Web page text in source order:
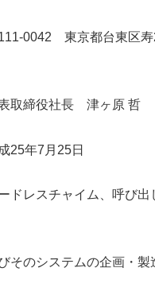
0042 東京都台東区寿
取締役社長 津ヶ原 哲
年7月25日
ドレスチャイム、呼び出
ステムの企画・製